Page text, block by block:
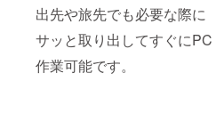
出先や旅先でも必要な際に
サッと取り出してすぐにPC
作業可能です。